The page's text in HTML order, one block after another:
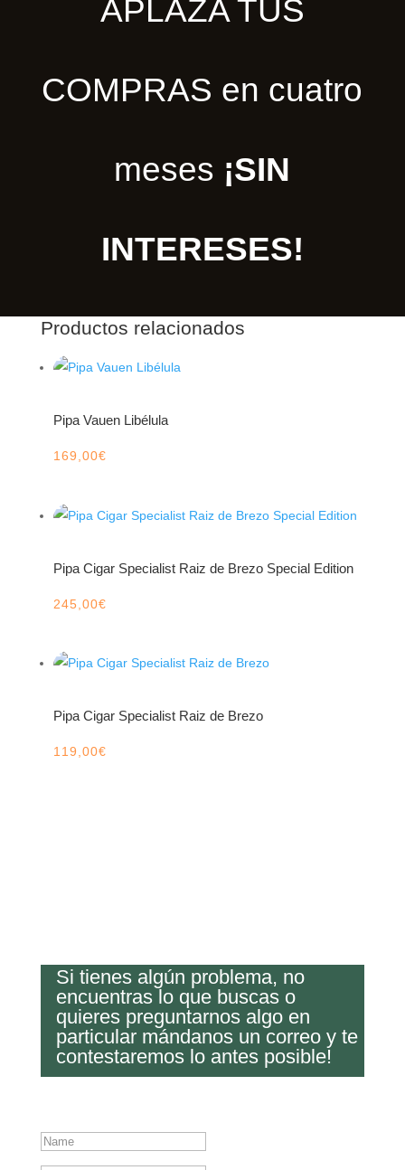
APLAZA TUS
COMPRAS en cuatro
meses ¡SIN
INTERESES!
Productos relacionados
Pipa Vauen Libélula
169,00€
Pipa Cigar Specialist Raiz de Brezo Special Edition
245,00€
Pipa Cigar Specialist Raiz de Brezo
119,00€
Si tienes algún problema, no
encuentras lo que buscas o
quieres preguntarnos algo en
particular mándanos un correo y te
contestaremos lo antes posible!